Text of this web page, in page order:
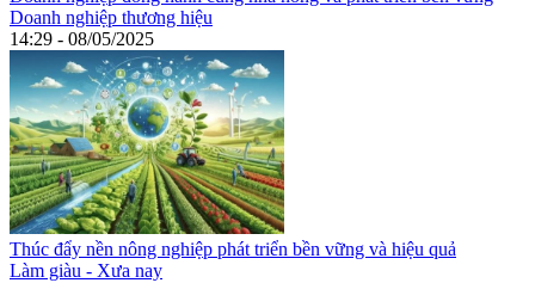
Doanh nghiệp thương hiệu
14:29 - 08/05/2025
Thúc đẩy nền nông nghiệp phát triển bền vững và hiệu quả
Làm giàu - Xưa nay